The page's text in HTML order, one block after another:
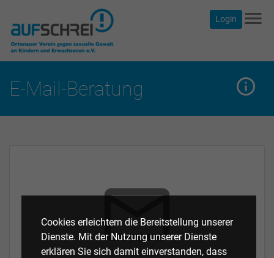
Cookies erleichtern die Bereitstellung unserer
Dienste. Mit der Nutzung unserer Dienste
erklären Sie sich damit einverstanden, dass
Login menu
E-Mail-Beratung info_outline
mail_outline